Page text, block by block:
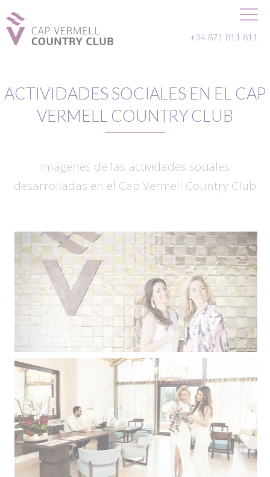
+34 871 811 811
ACTIVIDADES SOCIALES EN EL CAP
VERMELL COUNTRY CLUB
Imágenes de las actividades sociales
desarrolladas en el Cap Vermell Country Club